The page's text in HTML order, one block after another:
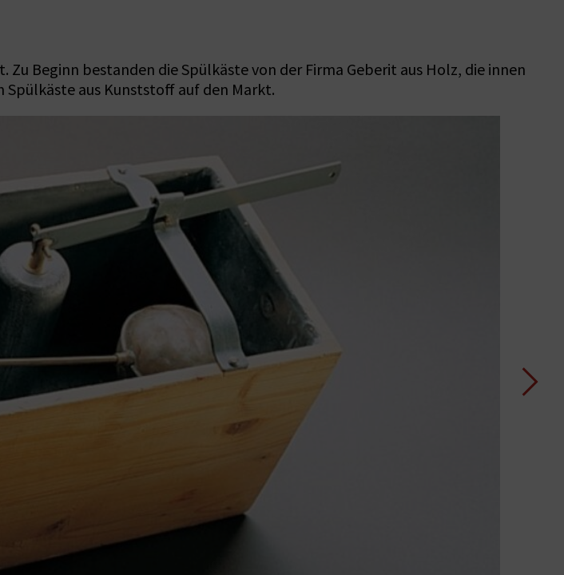
Beginn bestanden die Spülkäste von der Firma Geberit aus Holz, die innen
Spülkäste aus Kunststoff auf den Markt.